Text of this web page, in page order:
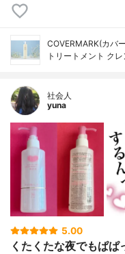
COVERMARK(カバ
トリートメント ク
社会人
yuna
5.00
くたくたな夜でもぱ